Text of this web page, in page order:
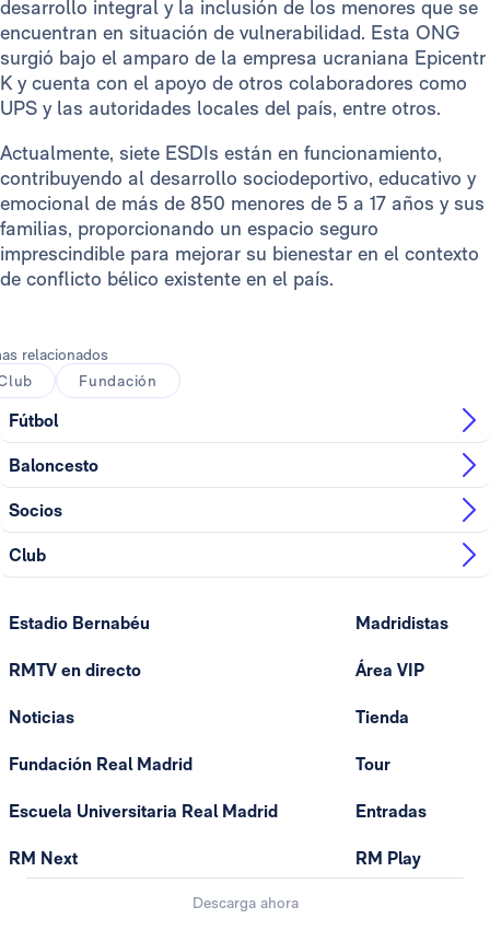
desarrollo integral y la inclusión de los menores que se
encuentran en situación de vulnerabilidad. Esta ONG
surgió bajo el amparo de la empresa ucraniana Epicentr
K y cuenta con el apoyo de otros colaboradores como
UPS y las autoridades locales del país, entre otros.
Actualmente, siete ESDIs están en funcionamiento,
contribuyendo al desarrollo sociodeportivo, educativo y
emocional de más de 850 menores de 5 a 17 años y sus
familias, proporcionando un espacio seguro
imprescindible para mejorar su bienestar en el contexto
de conflicto bélico existente en el país.
relacionados
Fundación
Fútbol
Baloncesto
Socios
Club
Estadio Bernabéu
RMTV en directo
Noticias
Fundación Real Madrid
Escuela Universitaria Real Madrid
RM Next
Madridistas
Área VIP
Tienda
Tour
Entradas
RM Play
Descarga ahora